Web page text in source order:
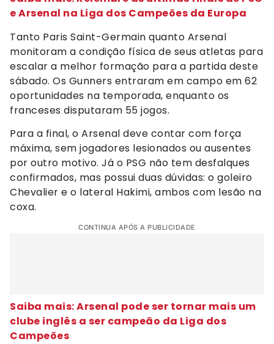
e Arsenal na Liga dos Campeões da Europa
Tanto Paris Saint-Germain quanto Arsenal
monitoram a condição física de seus atletas para
escalar a melhor formação para a partida deste
sábado. Os Gunners entraram em campo em 62
oportunidades na temporada, enquanto os
franceses disputaram 55 jogos.
Para a final, o Arsenal deve contar com força
máxima, sem jogadores lesionados ou ausentes
por outro motivo. Já o PSG não tem desfalques
confirmados, mas possui duas dúvidas: o goleiro
Chevalier e o lateral Hakimi, ambos com lesão na
coxa.
CONTINUA APÓS A PUBLICIDADE
Saiba mais: Arsenal pode ser tornar mais um
clube inglês a ser campeão da Liga dos
Campeões